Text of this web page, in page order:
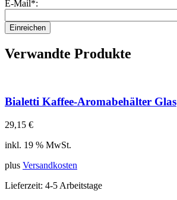
E-Mail*:
Einreichen
Verwandte Produkte
Bialetti Kaffee-Aromabehälter Glas
29,15 €
inkl. 19 % MwSt.
plus Versandkosten
Lieferzeit: 4-5 Arbeitstage